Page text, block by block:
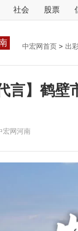
社会 股票
中宏网首页 > 出
言】鹤
宏网河南